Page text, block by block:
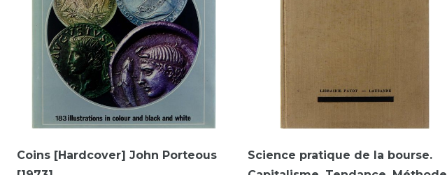
Coins [Hardcover] John Porteous
Science pratique de la bourse.